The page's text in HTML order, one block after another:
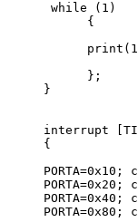
while (1)
{
};
}
interrupt
{